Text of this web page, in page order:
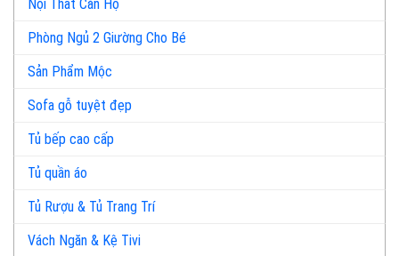
Nội Thất Căn Hộ
Phòng Ngủ 2 Giường Cho Bé
Sản Phẩm Mộc
Sofa gỗ tuyệt đẹp
Tủ bếp cao cấp
Tủ quần áo
Tủ Rượu & Tủ Trang Trí
Vách Ngăn & Kệ Tivi